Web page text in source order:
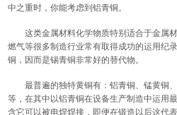
中之重时，你能考虑到铝青铜。
这类金属材料化学物质特别适合于金属
燃气等很多制造行业常有取得成功的运用纪
铜，因而是锡青铜非常好的替代物。
最普遍的独特黄铜有：铝青铜、锰黄铜
等，在其中以铝青铜在设备生产制造中运用
含它可以被电焊焊接，即便在锻造以后这代